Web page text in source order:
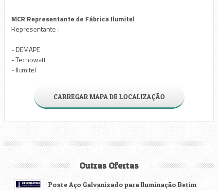
MCR Representante de Fábrica Ilumitel
Representante :
- DEMAPE
- Tecnowatt
- Ilumitel
CARREGAR MAPA DE LOCALIZAÇÃO
Outras Ofertas
Poste Aço Galvanizado para Iluminação Betim